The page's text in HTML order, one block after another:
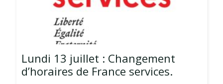
Lundi 13 juillet : Changement
d’horaires de France services.